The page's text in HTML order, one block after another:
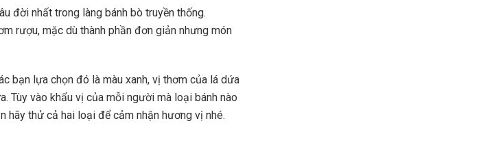
đời nhất trong làng bánh bò truyền thống.
rượu, mặc dù thành phần đơn giản nhưng món
bạn lựa chọn đó là màu xanh, vị thơm của lá dứa
Tùy vào khẩu vị của mỗi người mà loại bánh nào
hãy thử cả hai loại để cảm nhận hương vị nhé.